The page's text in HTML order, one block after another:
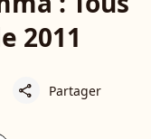
2011
share Partager